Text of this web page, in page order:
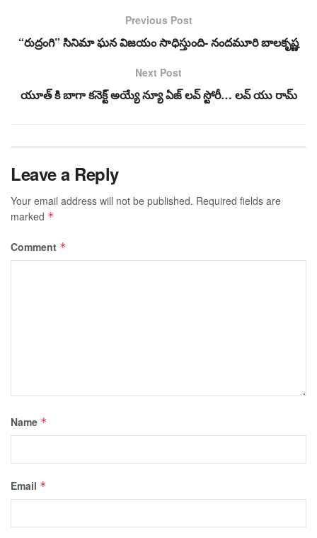
Previous Post
“రుద్రంగి” సినిమా ఘన విజయం సాధిస్తుంది- నందమూరి బాలకృష్ణ
Next Post
యూత్ కి బాగా కనెక్ట్ అయ్యే న్యూ ఏజ్ లవ్ స్టోరీ… లవ్ యు రామ్
Leave a Reply
Your email address will not be published. Required fields are
marked *
Comment *
Name *
Email *